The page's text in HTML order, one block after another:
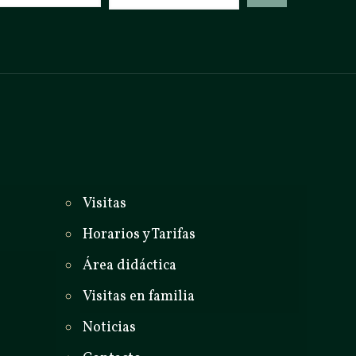
Visitas
Horarios y Tarifas
Área didáctica
Visitas en familia
Noticias